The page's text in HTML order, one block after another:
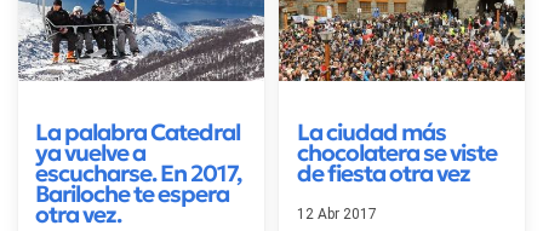
La palabra Catedral
ya vuelve a
escucharse. En 2017,
Bariloche te espera
otra vez.
La ciudad más
chocolatera se viste
de fiesta otra vez
12 Abr 2017